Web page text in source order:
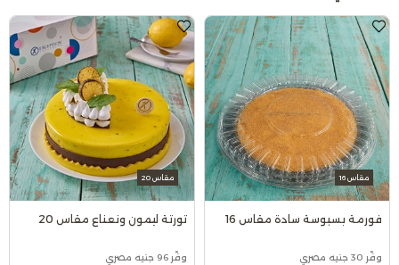
مقاس 16
فورمة بسبوسة سادة مقاس 16
وفّر 30 جنيه مصري
مقاس 20
تورتة ليمون ونعناع مقاس 20
وفّر 96 جنيه مصري